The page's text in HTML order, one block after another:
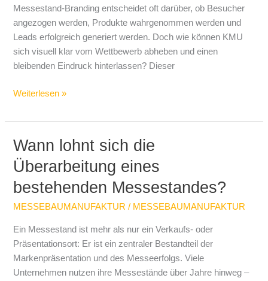
Messestand-Branding entscheidet oft darüber, ob Besucher
angezogen werden, Produkte wahrgenommen werden und
Leads erfolgreich generiert werden. Doch wie können KMU
sich visuell klar vom Wettbewerb abheben und einen
bleibenden Eindruck hinterlassen? Dieser
abheben
Weiterlesen »
Wann lohnt sich die
Überarbeitung eines
bestehenden Messestandes?
MESSEBAUMANUFAKTUR / MESSEBAUMANUFAKTUR
Ein Messestand ist mehr als nur ein Verkaufs- oder
Präsentationsort: Er ist ein zentraler Bestandteil der
Markenpräsentation und des Messeerfolgs. Viele
Unternehmen nutzen ihre Messestände über Jahre hinweg –
Wann
lohnt
sich
die
bestehenden
Messestandes?